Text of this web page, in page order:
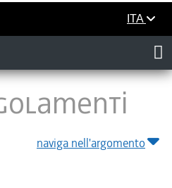
ITA
naviga nell'argomento